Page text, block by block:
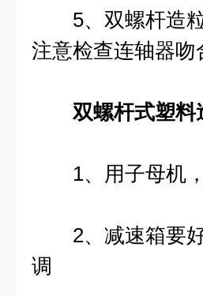
5、双螺杆造粒
注意检查连轴器
双螺杆式塑料
1、用子母机，
2、减速箱要好
调